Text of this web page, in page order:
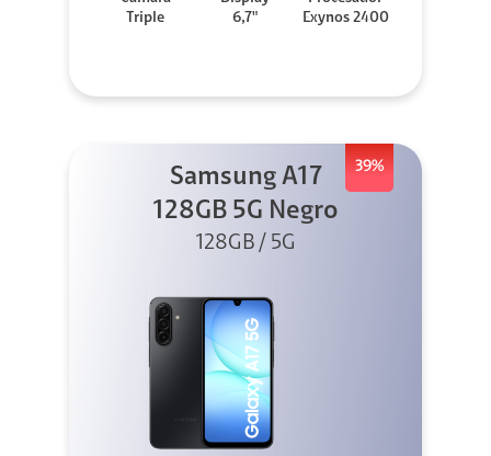
Triple
6,7"
Exynos 2400
39%
Samsung A17
128GB 5G Negro
128GB / 5G